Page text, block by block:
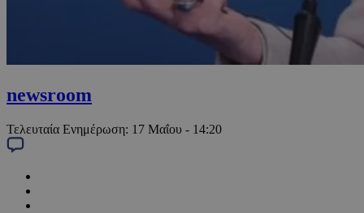
newsroom
Τελευταία Ενημέρωση: 17 Μαΐου - 14:20